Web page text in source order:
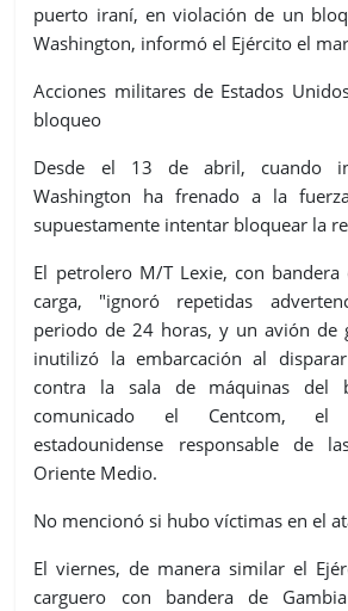
puerto iraní, en violación de un
Washington, informó el Ejército el
Acciones militares de Estados
bloqueo
Desde el 13 de abril, cuando
Washington ha frenado a la
supuestamente intentar bloquear la
El petrolero M/T Lexie, con
carga, "ignoró repetidas
periodo de 24 horas, y un avión de
inutilizó la embarcación al
contra la sala de máquinas del
comunicado el Centcom,
estadounidense responsable de
Oriente Medio.
No mencionó si hubo víctimas en el
El viernes, de manera similar el
carguero con bandera de